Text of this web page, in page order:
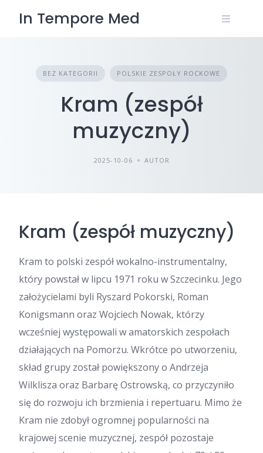
In Tempore Med
BEZ KATEGORII POLSKIE ZESPOŁY ROCKOWE
Kram (zespół
muzyczny)
2025-10-06 AUTOR
Kram (zespół muzyczny)
Kram to polski zespół wokalno-instrumentalny,
który powstał w lipcu 1971 roku w Szczecinku. Jego
założycielami byli Ryszard Pokorski, Roman
Konigsmann oraz Wojciech Nowak, którzy
wcześniej występowali w amatorskich zespołach
działających na Pomorzu. Wkrótce po utworzeniu,
skład grupy został powiększony o Andrzeja
Wilklisza oraz Barbarę Ostrowską, co przyczyniło
się do rozwoju ich brzmienia i repertuaru. Mimo że
Kram nie zdobył ogromnej popularności na
krajowej scenie muzycznej, zespół pozostaje